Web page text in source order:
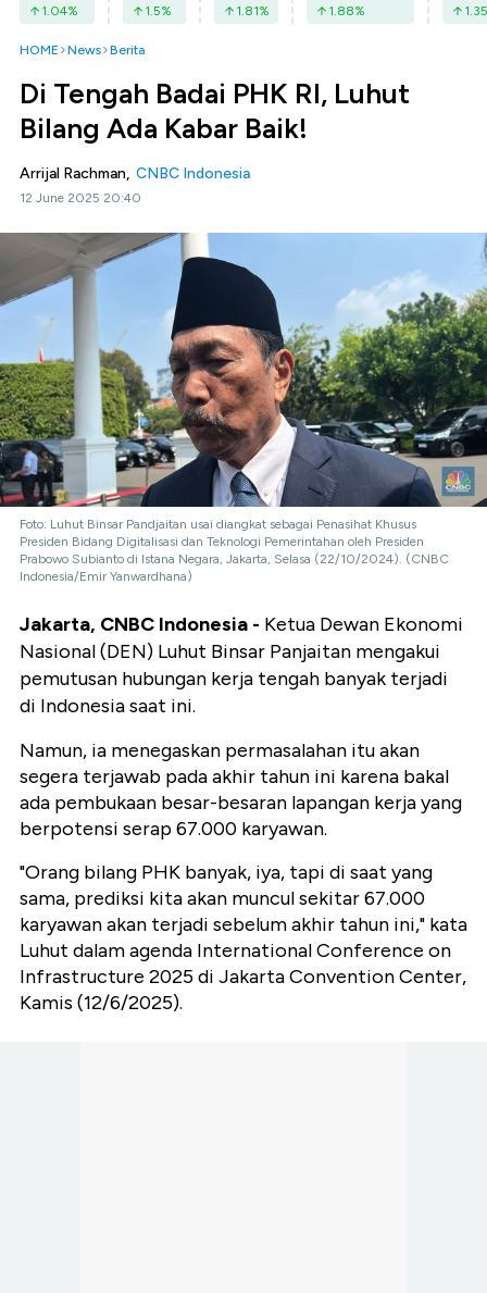
1.04% 1.5% 1.81% 1.88% 1.35
HOME News Berita
Di Tengah Badai PHK RI, Luhut
Bilang Ada Kabar Baik!
Arrijal Rachman, CNBC Indonesia
12 June 2025 20:40
Foto: Luhut Binsar Pandjaitan usai diangkat sebagai Penasihat Khusus
Presiden Bidang Digitalisasi dan Teknologi Pemerintahan oleh Presiden
Prabowo Subianto di Istana Negara, Jakarta, Selasa (22/10/2024). (CNBC
Indonesia/Emir Yanwardhana)
Jakarta, CNBC Indonesia - Ketua Dewan Ekonomi
Nasional (DEN) Luhut Binsar Panjaitan mengakui
pemutusan hubungan kerja tengah banyak terjadi
di Indonesia saat ini.
Namun, ia menegaskan permasalahan itu akan
segera terjawab pada akhir tahun ini karena bakal
ada pembukaan besar-besaran lapangan kerja yang
berpotensi serap 67.000 karyawan.
"Orang bilang PHK banyak, iya, tapi di saat yang
sama, prediksi kita akan muncul sekitar 67.000
karyawan akan terjadi sebelum akhir tahun ini," kata
Luhut dalam agenda International Conference on
Infrastructure 2025 di Jakarta Convention Center,
Kamis (12/6/2025).